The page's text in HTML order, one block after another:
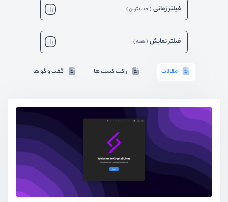
مقالات راکت کست ها گفت و گو ها
فیلتر زمانی (جدیدترین)
فیلتر نمایش (همه)